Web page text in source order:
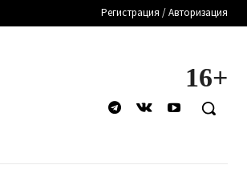
Регистрация / Авторизация
16+